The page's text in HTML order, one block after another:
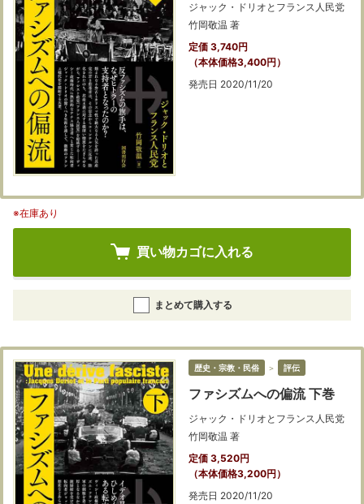
ジャック・ドリオとフランス人民党
竹岡敬温 著
定価 3,740円
（本体価格3,400円）
発売日 2020/11/20
※在庫あり
買い物カゴに入れる
まとめて購入する
歴史・宗教・民俗 ＞ 評伝
ファシズムへの偏流 下巻
ジャック・ドリオとフランス人民党
竹岡敬温 著
定価 3,520円
（本体価格3,200円）
発売日 2020/11/20